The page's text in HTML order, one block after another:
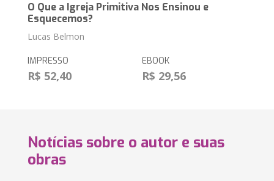
O Que a Igreja Primitiva Nos Ensinou e
Esquecemos?
Lucas Belmon
IMPRESSO
R$ 52,40
EBOOK
R$ 29,56
Notícias sobre o autor e suas
obras